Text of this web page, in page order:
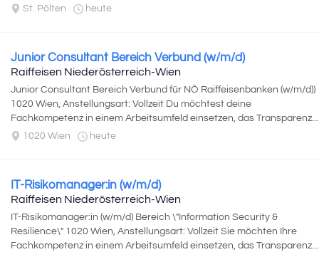
St. Pölten
heute
Junior Consultant Bereich Verbund (w/m/d)
Raiffeisen Niederösterreich-Wien
Junior Consultant Bereich Verbund für NÖ Raiffeisenbanken (w/m/d))
1020 Wien, Anstellungsart: Vollzeit Du möchtest deine
Fachkompetenz in einem Arbeitsumfeld einsetzen, das Transparenz...
1020 Wien
heute
IT-Risikomanager:in (w/m/d)
Raiffeisen Niederösterreich-Wien
IT-Risikomanager:in (w/m/d) Bereich \"Information Security &
Resilience\" 1020 Wien, Anstellungsart: Vollzeit Sie möchten Ihre
Fachkompetenz in einem Arbeitsumfeld einsetzen, das Transparenz...